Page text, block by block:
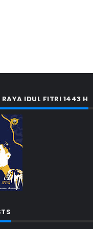
IDUL FITRI 1443 H